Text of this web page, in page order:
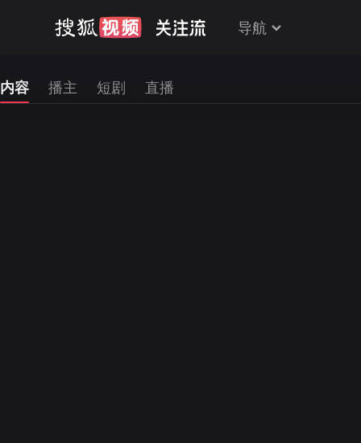
导航
内容 播主 短剧 直播